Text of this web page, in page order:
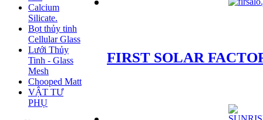
Calcium
Silicate.
Bọt thủy tinh
Cellular Glass
Lưới Thủy
Tinh - Glass
Mesh
Chooped Matt
VẬT TƯ
PHỤ
FIRST SOLAR